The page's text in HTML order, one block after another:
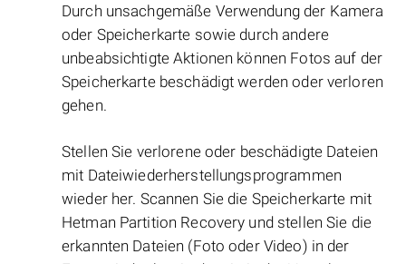
Durch unsachgemäße Verwendung der Kamera
oder Speicherkarte sowie durch andere
unbeabsichtigte Aktionen können Fotos auf der
Speicherkarte beschädigt werden oder verloren
gehen.
Stellen Sie verlorene oder beschädigte Dateien
mit Dateiwiederherstellungsprogrammen
wieder her. Scannen Sie die Speicherkarte mit
Hetman Partition Recovery und stellen Sie die
erkannten Dateien (Foto oder Video) in der